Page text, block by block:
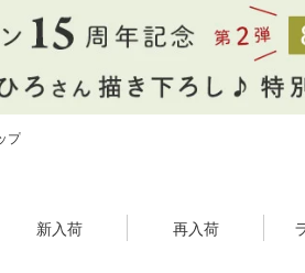
プ
新入荷 再入荷